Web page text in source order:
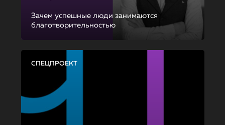
Зачем успешные люди занимаются
благотворительностью
СПЕЦПРОЕКТ